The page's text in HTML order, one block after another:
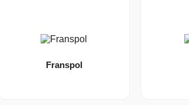
Franspol